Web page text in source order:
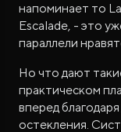
напоминает то
Escalade, - это
параллели
Но что дают
практическом
вперед
остекления.